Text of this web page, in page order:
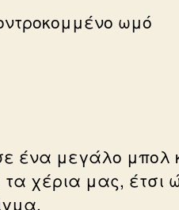
ωμό
ένα μεγάλο μπολ
χέρια μας, έτσι